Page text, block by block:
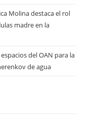
Molina destaca el rol
madre en la
del OAN para la
de agua